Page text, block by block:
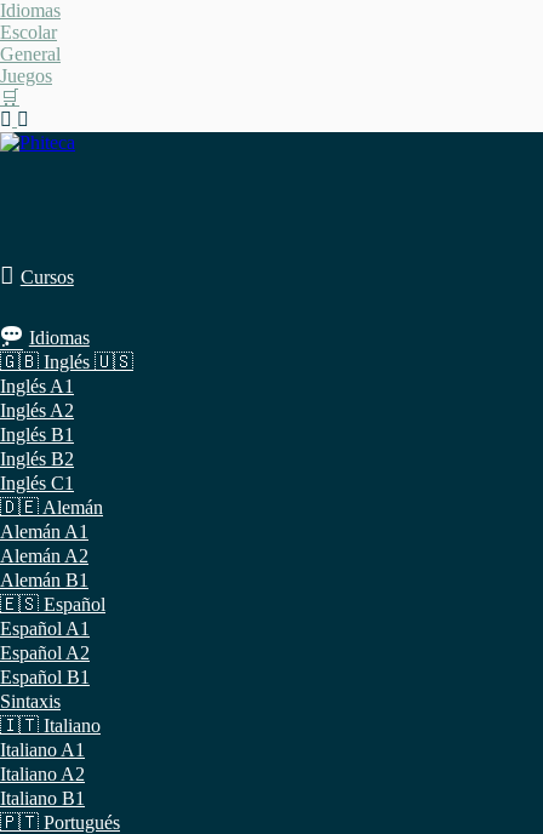
Saltar
al
contenido
Idiomas
Escolar
General
Juegos
🛒
Cursos
Idiomas
🇬🇧 Inglés 🇺🇸
Inglés A1
Inglés A2
Inglés B1
Inglés B2
Inglés C1
🇩🇪 Alemán
Alemán A1
Alemán A2
Alemán B1
🇪🇸 Español
Español A1
Español A2
Español B1
Sintaxis
🇮🇹 Italiano
Italiano A1
Italiano A2
Italiano B1
🇵🇹 Portugués